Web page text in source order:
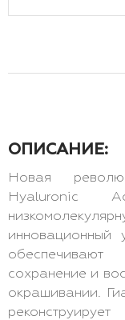
ОПИСАНИЕ:
Новая
Hyaluronic
инновационный
сохранение и
окрашивании.